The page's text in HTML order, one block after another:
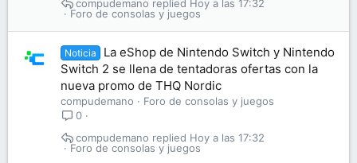
Foro de consolas y juegos
Hoy a las 17:32
compudemano
Noticia
La eShop de Nintendo Switch y Nintendo
Switch 2 se llena de tentadoras ofertas con la
nueva promo de THQ Nordic
compudemano
Foro de consolas y juegos
0
Foro de consolas y juegos
Hoy a las 17:32
compudemano